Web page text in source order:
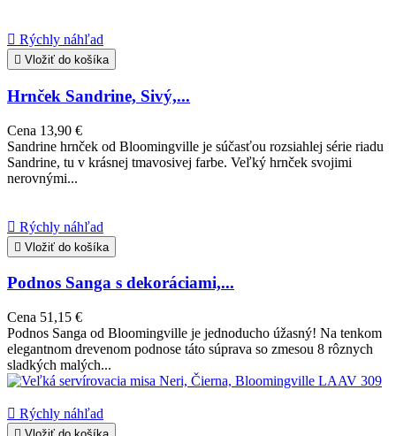
 Rýchly náhľad
 Vložiť do košíka
Hrnček Sandrine, Sivý,...
Cena 13,90 €
Sandrine hrnček od Bloomingville je súčasťou rozsiahlej série riadu
Sandrine, tu v krásnej tmavosivej farbe. Veľký hrnček svojimi
nerovnými...
 Rýchly náhľad
 Vložiť do košíka
Podnos Sanga s dekoráciami,...
Cena 51,15 €
Podnos Sanga od Bloomingville je jednoducho úžasný! Na tenkom
elegantnom drevenom podnose táto súprava so zmesou 8 rôznych
sladkých malých...
 Rýchly náhľad